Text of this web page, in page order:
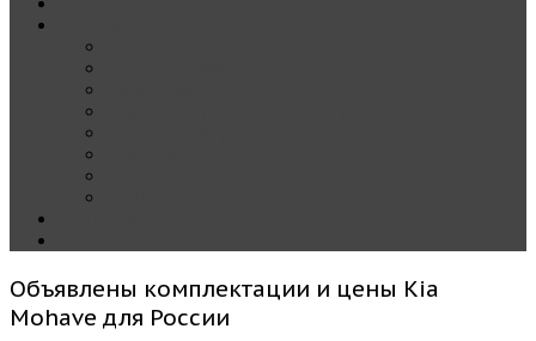
Объявлены комплектации и цены Kia
Mohave для России